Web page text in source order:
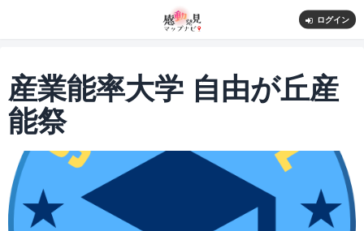
ログイン
産業能率大学 自由が丘産
能祭